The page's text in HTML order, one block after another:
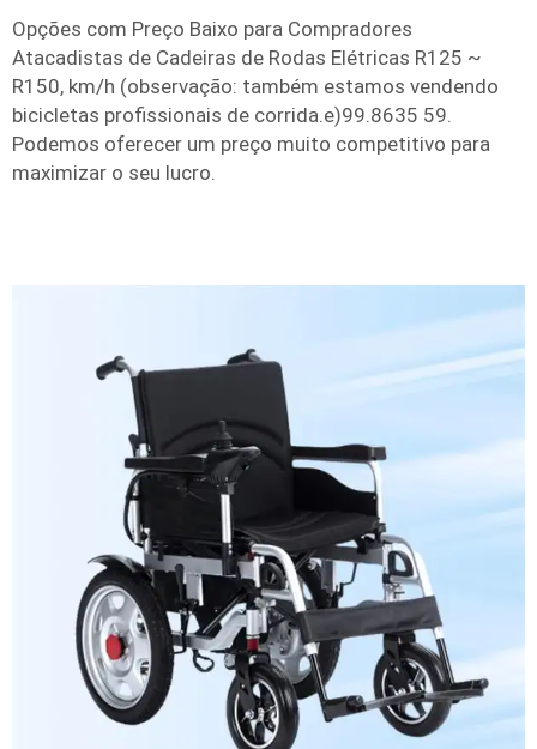
Opções com Preço Baixo para Compradores
Atacadistas de Cadeiras de Rodas Elétricas R125 ~
R150, km/h (observação: também estamos vendendo
bicicletas profissionais de corrida.e)99.8635 59.
Podemos oferecer um preço muito competitivo para
maximizar o seu lucro.